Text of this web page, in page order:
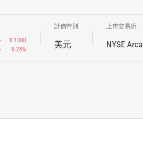
0.1380
0.24%
計價幣別
美元
上市交易所
NYSE Arca